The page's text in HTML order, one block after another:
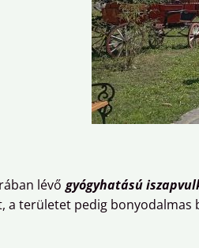
lévő gyógyhatású
a területet pedig bonyodalmas